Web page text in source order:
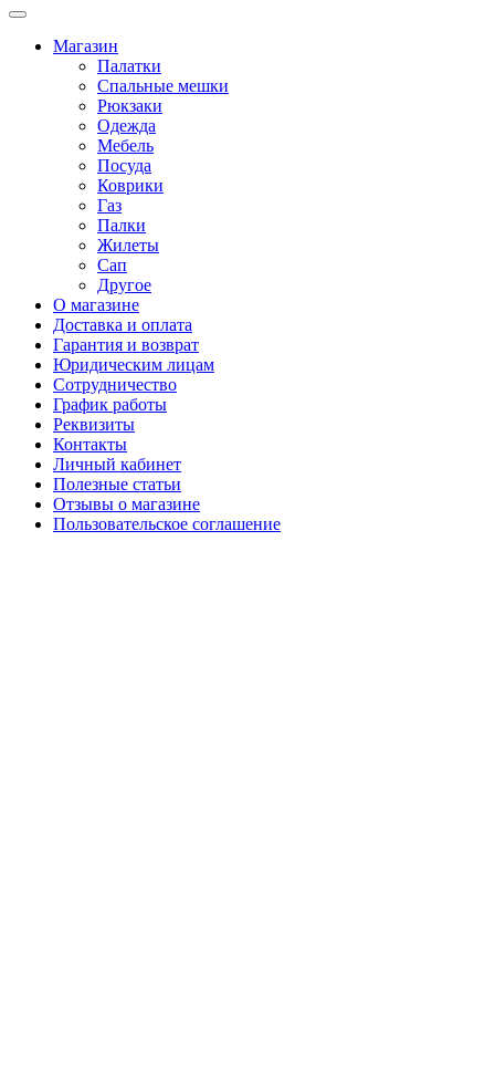
Магазин
Палатки
Спальные мешки
Рюкзаки
Одежда
Мебель
Посуда
Коврики
Газ
Палки
Жилеты
Сап
Другое
О магазине
Доставка и оплата
Гарантия и возврат
Юридическим лицам
Сотрудничество
График работы
Реквизиты
Контакты
Личный кабинет
Полезные статьи
Отзывы о магазине
Пользовательское соглашение